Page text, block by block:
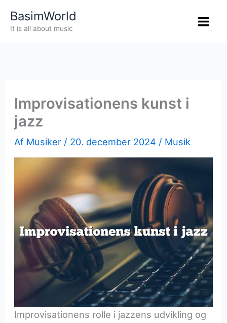
BasimWorld
It is all about music
Improvisationens kunst i
jazz
Af Musiker / 20. december 2024 / Musik
Improvisationens rolle i jazzens udvikling og